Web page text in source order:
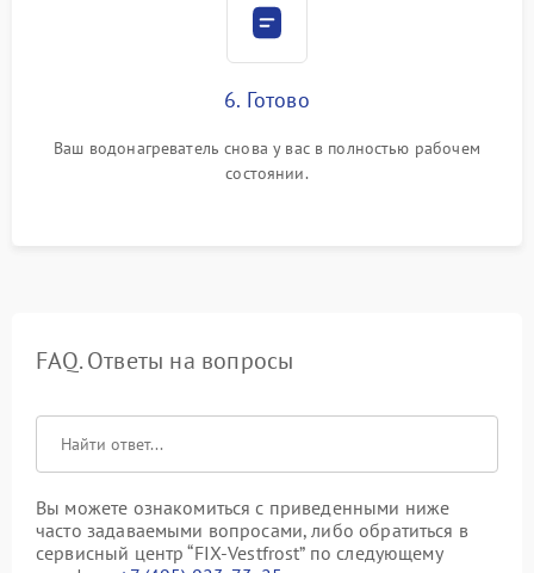
6. Готово
Ваш водонагреватель снова у вас в полностью рабочем
состоянии.
FAQ. Ответы на вопросы
Вы можете ознакомиться с приведенными ниже
часто задаваемыми вопросами, либо обратиться в
сервисный центр “FIX-Vestfrost” по следующему